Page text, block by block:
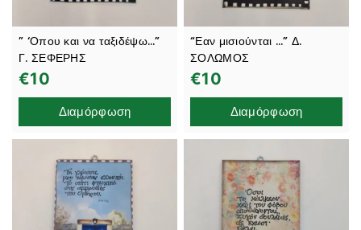
” ‘Οπου και να ταξιδέψω…”
Γ. ΣΕΦΕΡΗΣ
€10
Διαμόρφωση
“Εαν μισιούνται …” Δ.
ΣΟΛΩΜΟΣ
€10
Διαμόρφωση